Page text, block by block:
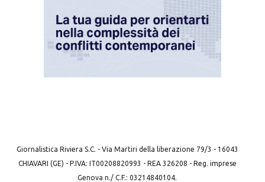
Giornalistica Riviera S.C. - Via Martiri della liberazione 79/3 - 16043
CHIAVARI (GE) - P.IVA: IT00208820993 - REA 326208 - Reg. imprese
Genova n./ C.F.: 03214840104.